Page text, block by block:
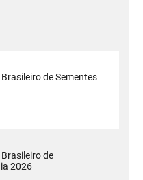
de Sementes
de
2026